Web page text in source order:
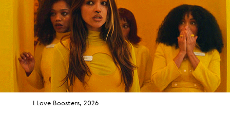
I Love Boosters, 2026